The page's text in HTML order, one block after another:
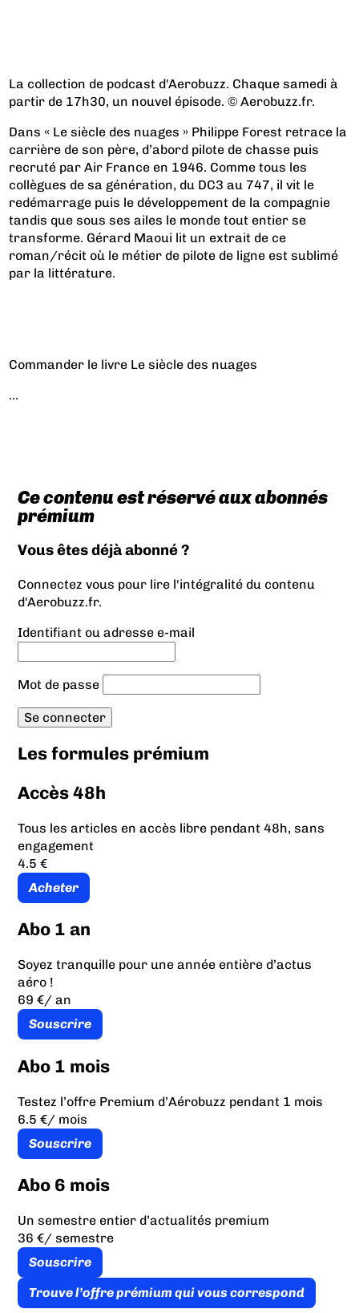
La collection de podcast d'Aerobuzz. Chaque samedi à
partir de 17h30, un nouvel épisode. © Aerobuzz.fr.
Dans « Le siècle des nuages » Philippe Forest retrace la
carrière de son père, d’abord pilote de chasse puis
recruté par Air France en 1946. Comme tous les
collègues de sa génération, du DC3 au 747, il vit le
redémarrage puis le développement de la compagnie
tandis que sous ses ailes le monde tout entier se
transforme. Gérard Maoui lit un extrait de ce
roman/récit où le métier de pilote de ligne est sublimé
par la littérature.
Commander le livre Le siècle des nuages
...
Ce contenu est réservé aux abonnés
prémium
Vous êtes déjà abonné ?
Connectez vous pour lire l'intégralité du contenu
d'Aerobuzz.fr.
Identifiant ou adresse e-mail
Mot de passe
Les formules prémium
Accès 48h
Tous les articles en accès libre pendant 48h, sans
engagement
4.5 €
Acheter
Abo 1 an
Soyez tranquille pour une année entière d’actus
aéro !
69 €/ an
Souscrire
Abo 1 mois
Testez l’offre Premium d’Aérobuzz pendant 1 mois
6.5 €/ mois
Souscrire
Abo 6 mois
Un semestre entier d’actualités premium
36 €/ semestre
Souscrire
Trouve l’offre prémium qui vous correspond